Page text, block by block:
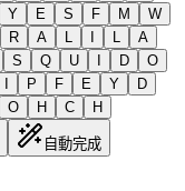
Y E S F M
W
R A L I L
A
S Q U I D
O
I P F E Y
D
O H C H
自動完成